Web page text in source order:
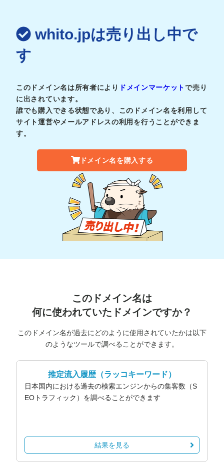
whito.jpは売り出し中で
す
このドメイン名は所有者により ドメインマーケットで売り
に出されています。
誰でも購入できる状態であり、このドメイン名を利用して
サイト運営やメールアドレスの利用を行うことができま
す。
ドメイン名を購入する
このドメイン名は
何に使われていたドメインですか？
このドメイン名が過去にどのように使用されていたかは以下
のようなツールで調べることができます。
推定流入履歴（ラッコキーワード）
日本国内における過去の検索エンジンからの集客数（S
EOトラフィック）を調べることができます
結果を見る